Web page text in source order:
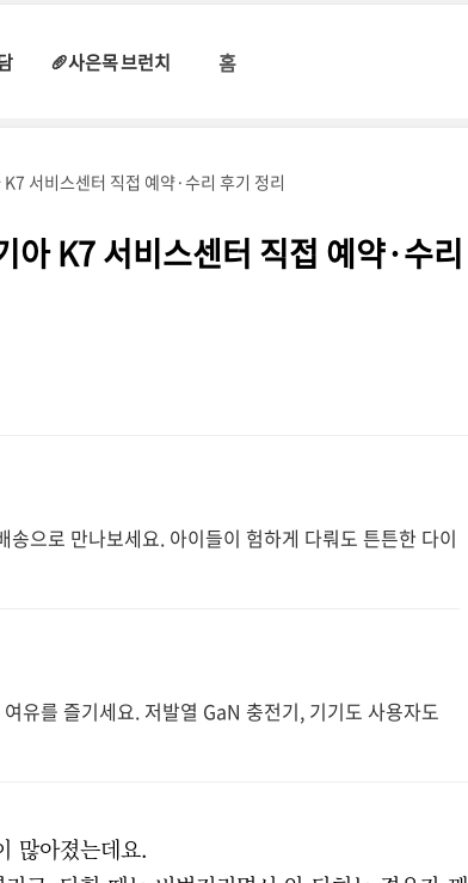
🥖사은목 브런치 홈
서비스센터 직접 예약·수리 후기 정리
아 K7 서비스센터 직접 예약·수리
으로 만나보세요. 아이들이 험하게 다뤄도 튼튼한 다이
유를 즐기세요. 저발열 GaN 충전기, 기기도 사용자도
많아졌는데요.